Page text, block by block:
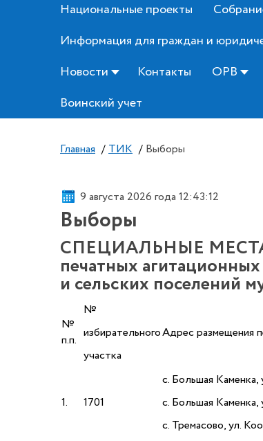
Национальные проекты
Информация для граждан и
Новости
Контакты ОРВ
Воинский учет
Главная / ТИК / Выборы
9 августа 2026 года 12:43:13
Выборы
СПЕЦИАЛЬНЫЕ МЕСТА
печатных
и сельских поселений
№
п.п.
№
избирательного
участка
Адрес размещения
1. 1701
с. Большая Каменка,
с. Большая Каменка,
с. Тремасово, ул.